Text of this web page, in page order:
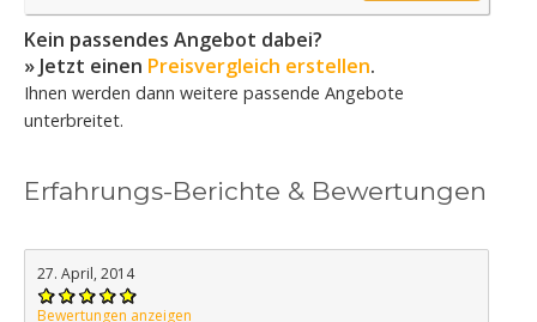
Kein passendes Angebot dabei?
» Jetzt einen Preisvergleich erstellen.
Ihnen werden dann weitere passende Angebote
unterbreitet.
Erfahrungs-Berichte & Bewertungen
27. April, 2014
Bewertungen anzeigen